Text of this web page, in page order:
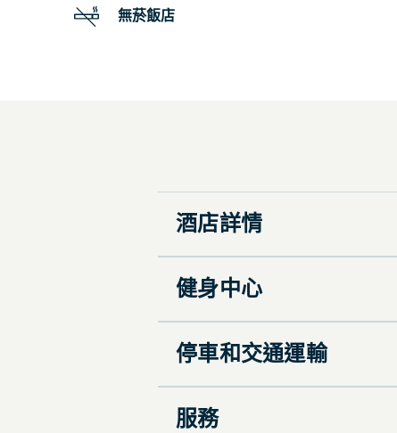
無菸飯店
酒店詳情
健身中心
停車和交通運輸
服務